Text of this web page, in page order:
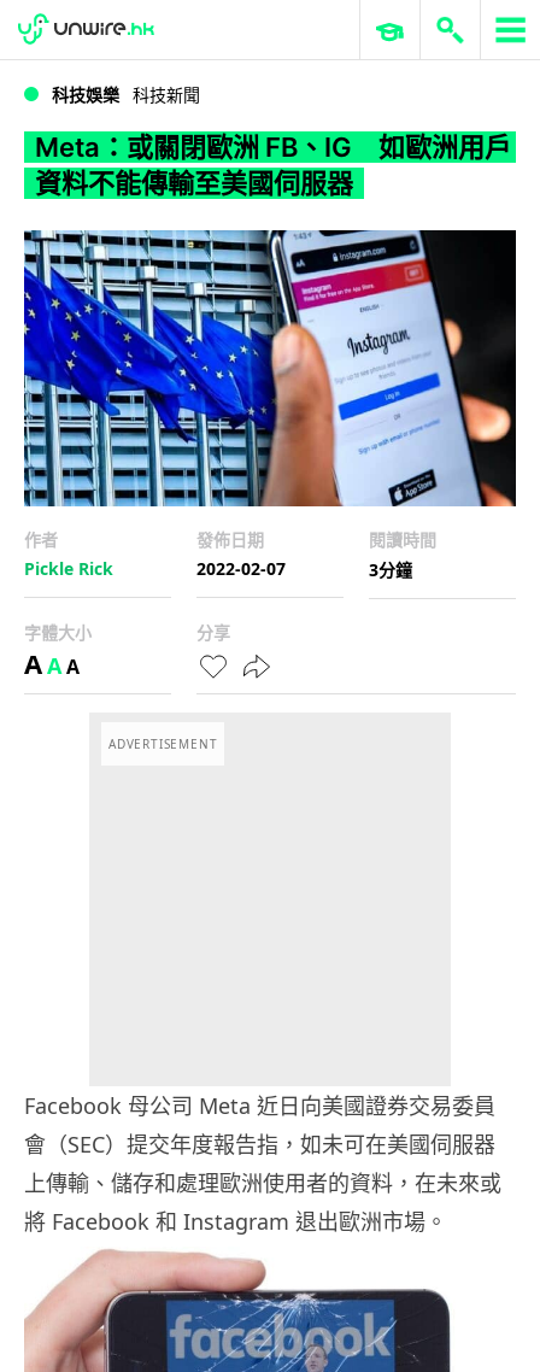
WWDC 2026 ERP 與商業 AI
科技娛樂 科技新聞
Meta：或關閉歐洲 FB、IG 如歐洲用戶
資料不能傳輸至美國伺服器
作者
Pickle Rick
發佈日期
2022-02-07
閱讀時間
3分鐘
字體大小
AAA
分享
ADVERTISEMENT
Facebook 母公司 Meta 近日向美國證券交易委員
會（SEC）提交年度報告指，如未可在美國伺服器
上傳輸、儲存和處理歐洲使用者的資料，在未來或
將 Facebook 和 Instagram 退出歐洲市場。